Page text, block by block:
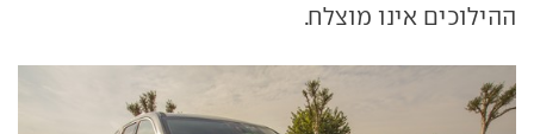
ההילוכים אינו מוצלח.